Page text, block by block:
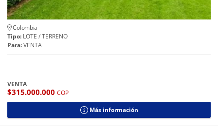
Colombia
Tipo: LOTE / TERRENO
Para:VENTA
VENTA
$315.000.000 COP
Más información